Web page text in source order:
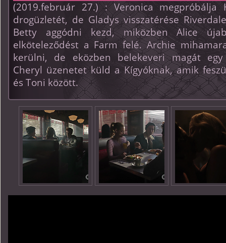
(2019.február 27.) : Veronica
drogüzletét, de Gladys visszatérése
Betty aggódni kezd, miközben Alice
elköteleződést a Farm felé. Archie
kerülni, de eközben belekeveri magát egy
Cheryl üzenetet küld a Kígyóknak, amik
és Toni között.